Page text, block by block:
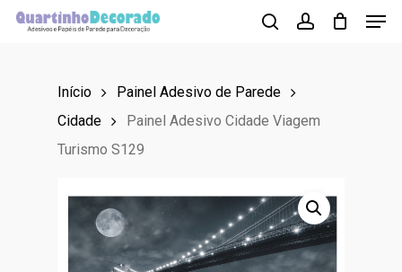
Skip
Início
Painel Adesivo de Parede
Cidade
Painel Adesivo Cidade Viagem
Turismo S129